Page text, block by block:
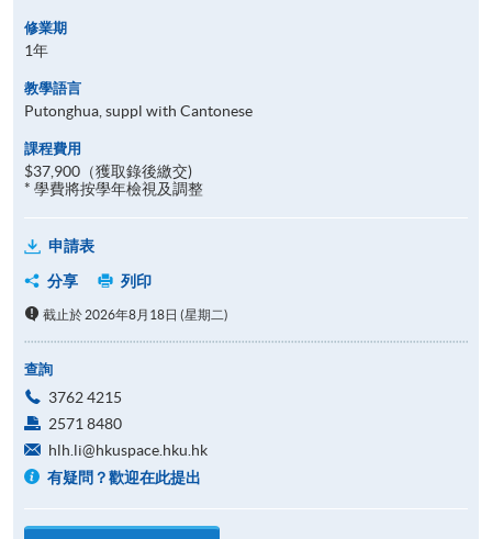
修業期
1年
教學語言
Putonghua, suppl with Cantonese
課程費用
$37,900（獲取錄後繳交)
* 學費將按學年檢視及調整
申請表
分享
列印
截止於 2026年8月18日 (星期二)
查詢
3762 4215
2571 8480
hlh.li@hkuspace.hku.hk
有疑問？歡迎在此提出